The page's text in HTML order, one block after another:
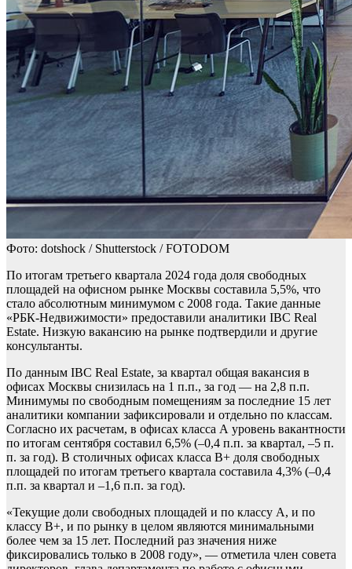
Фото: dotshock / Shutterstock / FOTODOM
По итогам третьего квартала 2024 года доля свободных
площадей на офисном рынке Москвы составила 5,5%, что
стало абсолютным минимумом с 2008 года. Такие данные
«РБК-Недвижимости» предоставили аналитики IBC Real
Estate. Низкую вакансию на рынке подтвердили и другие
консультанты.
По данным IBC Real Estate, за квартал общая вакансия в
офисах Москвы снизилась на 1 п.п., за год — на 2,8 п.п.
Минимумы по свободным помещениям за последние 15 лет
аналитики компании зафиксировали и отдельно по классам.
Согласно их расчетам, в офисах класса А уровень вакантности
по итогам сентября составил 6,5% (–0,4 п.п. за квартал, –5 п.
п. за год). В столичных офисах класса В+ доля свободных
площадей по итогам третьего квартала составила 4,3% (–0,4
п.п. за квартал и –1,6 п.п. за год).
«Текущие доли свободных площадей и по классу А, и по
классу В+, и по рынку в целом являются минимальными
более чем за 15 лет. Последний раз значения ниже
фиксировались только в 2008 году», — отметила член совета